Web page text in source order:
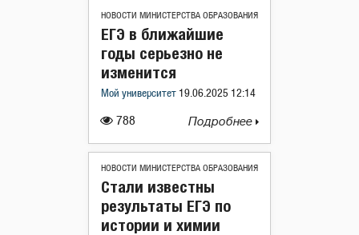
НОВОСТИ МИНИСТЕРСТВА ОБРАЗОВАНИЯ
788
ЕГЭ в ближайшие
годы серьезно не
изменится
Мой университет 19.06.2025 12:14
Подробнее
НОВОСТИ МИНИСТЕРСТВА ОБРАЗОВАНИЯ
Стали известны
результаты ЕГЭ по
истории и химии